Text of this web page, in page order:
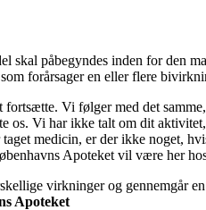
påbegyndes inden for den
forårsager en eller flere
Vi følger med det
Vi har ikke talt om dit
medicin, er der ikke noget,
Apoteket vil være her
virkninger og gennemgår
Apoteket